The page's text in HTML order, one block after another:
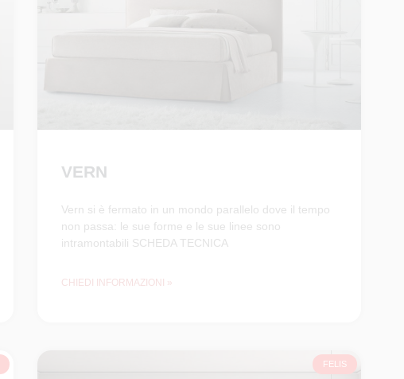
VERN
Vern si è fermato in un mondo parallelo dove il tempo
non passa: le sue forme e le sue linee sono
intramontabili SCHEDA TECNICA
CHIEDI INFORMAZIONI »
FELIS